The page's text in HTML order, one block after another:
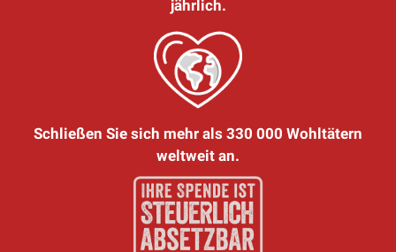
jährlich.
Schließen Sie sich mehr als 330 000 Wohltätern
weltweit an.